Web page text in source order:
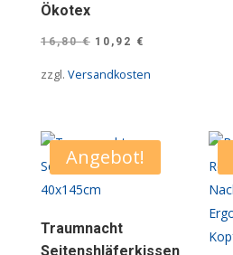
Ökotex
16,80€ Ursprünglicher
10,92 €
zzgl. Versandkosten
Angebot!
Traumnacht
Seitenshläferkissen